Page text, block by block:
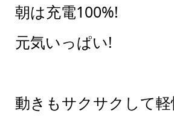
朝は充電100%!
元気いっぱい!
動きもサクサクして